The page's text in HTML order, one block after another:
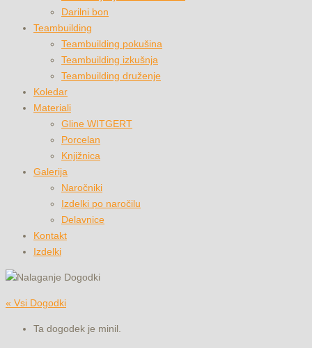
Darilni bon
Teambuilding
Teambuilding pokušina
Teambuilding izkušnja
Teambuilding druženje
Koledar
Materiali
Gline WITGERT
Porcelan
Knjižnica
Galerija
Naročniki
Izdelki po naročilu
Delavnice
Kontakt
Izdelki
« Vsi Dogodki
Ta dogodek je minil.